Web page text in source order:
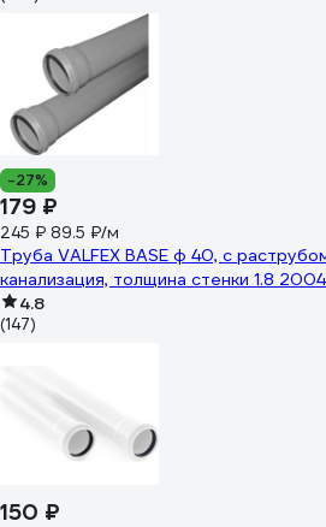
-27%
179 ₽
245 ₽ 89.5 ₽/м
Труба VALFEX BASE ф 40, с
канализация, толщина стенки 1.8
4.8
(147)
150 ₽